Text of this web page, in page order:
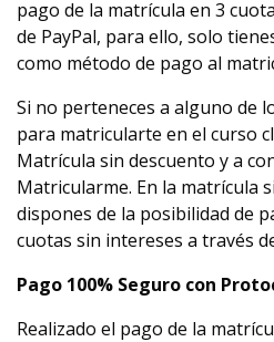
pago de la matrícula en 3
de PayPal, para ello, solo
como método de pago al
Si no perteneces a alguno de
para matricularte en el curso
Matrícula sin descuento y a
Matricularme. En la matrícula
dispones de la posibilidad de
cuotas sin intereses a través
Pago 100% Seguro con
Realizado el pago de la